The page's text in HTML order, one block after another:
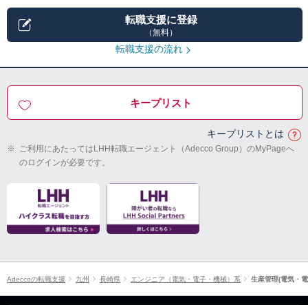
転職支援に登録
（無料）
転職支援の流れ
キープリスト
キープリストとは
※ ご利用にあたってはLHH転職エージェント（Adecco Group）のMyPageへ
のログインが必要です。
Adeccoの転職支援 九州 長崎県 エンジニア（電気・電子・機械）系 生産管理(電気・